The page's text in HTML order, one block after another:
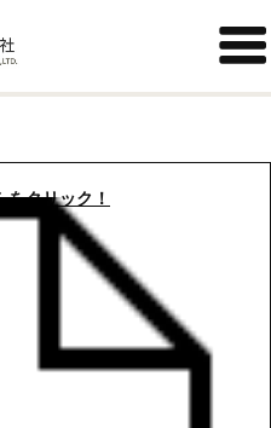

策緑化工試験施調査・その３
をクリック！